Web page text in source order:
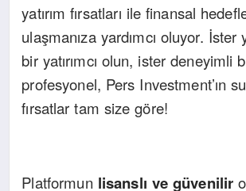
yatırım fırsatları ile finansal
ulaşmanıza yardımcı oluyor.
bir yatırımcı olun, ister deneyimli
profesyonel, Pers Investment’ın
fırsatlar tam size göre!
Platformun lisanslı ve güvenilir